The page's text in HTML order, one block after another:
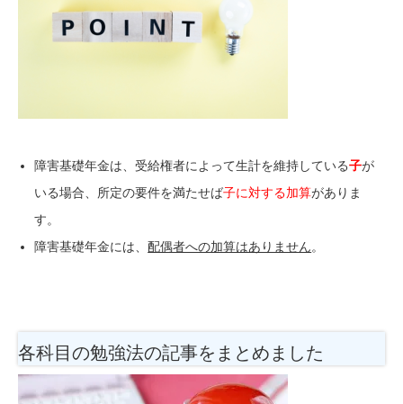
障害基礎年金は、受給権者によって生計を維持している子が
いる場合、所定の要件を満たせば子に対する加算がありま
す。
障害基礎年金には、配偶者への加算はありません。
各科目の勉強法の記事をまとめました